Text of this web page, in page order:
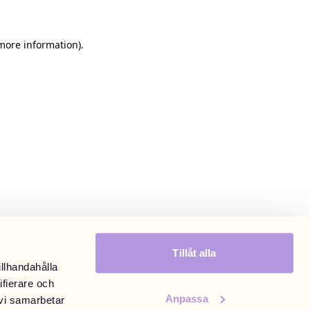
och
samarbetar
Tillåt alla
Anpassa
information).